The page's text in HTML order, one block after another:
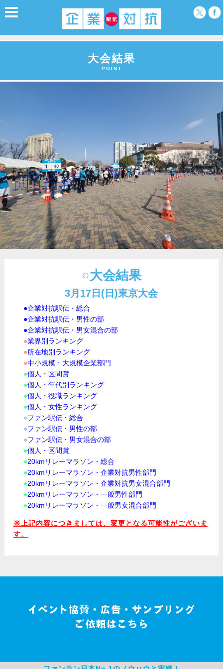
大会結果
POINT
○大会結果
3月17日(日)東京大会
●企業対抗駅伝・総合
●企業対抗駅伝・男性の部
●企業対抗駅伝・男女混合の部
●業界別ランキング
●所在地別ランキング
●中小規模・大規模企業部門
●個人・区間賞
●個人・年代別ランキング
●個人・役職ランキング
●個人・女性ランキング
●ファン駅伝・総合
●ファン駅伝・男性の部
●ファン駅伝・男女混合の部
●個人・区間賞
●20kmリレーマラソン・総合
●20kmリレーマラソン・企業対抗男性部門
●20kmリレーマラソン・企業対抗男女混合部門
●20kmリレーマラソン・一般男性部門
●20kmリレーマラソン・一般男女混合部門
※上記内容につきましては、変更となる可能性がございま
す。